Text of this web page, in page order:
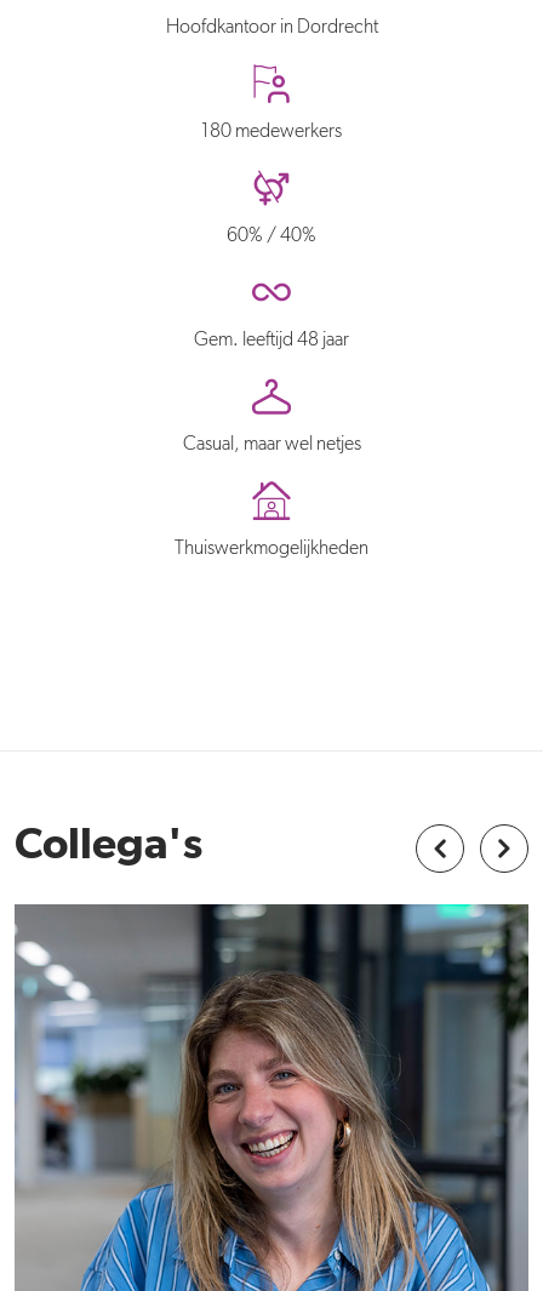
Hoofdkantoor in Dordrecht
180 medewerkers
60% / 40%
Gem. leeftijd 48 jaar
Casual, maar wel netjes
Thuiswerkmogelijkheden
Collega's